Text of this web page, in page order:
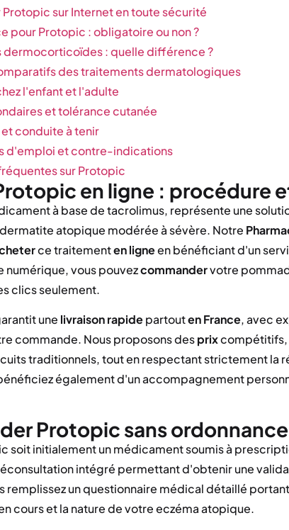
Protopic sur Internet en toute sécurité
pour Protopic : obligatoire ou non ?
dermocorticoïdes : quelle différence ?
des traitements dermatologiques
l'enfant et l'adulte
et tolérance cutanée
conduite à tenir
d'emploi et contre-indications
sur Protopic
en ligne : procédure
à base de tacrolimus, représente une
atopique modérée à sévère. Notre
ce traitementen ligneen bénéficiant d'un
numérique, vous pouvezcommandervotre
clics seulement.
une livraison rapidepartouten France, avec
commande. Nous proposons desprixcompétitifs,
traditionnels, tout en respectant strictement la
également d'un accompagnement
Protopic sans
soit initialement un médicament soumis à
intégré permettant d'obtenir une
remplissez un questionnaire médical détaillé
cours et la nature de votre eczéma atopique.